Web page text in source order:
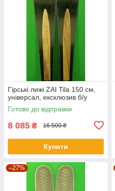
Гірські лижі ZAI Tila 150 см,
універсал, ексклюзив б/у
Готово до відправки
8 085 ₴ 16 500 ₴
Купити
–27%